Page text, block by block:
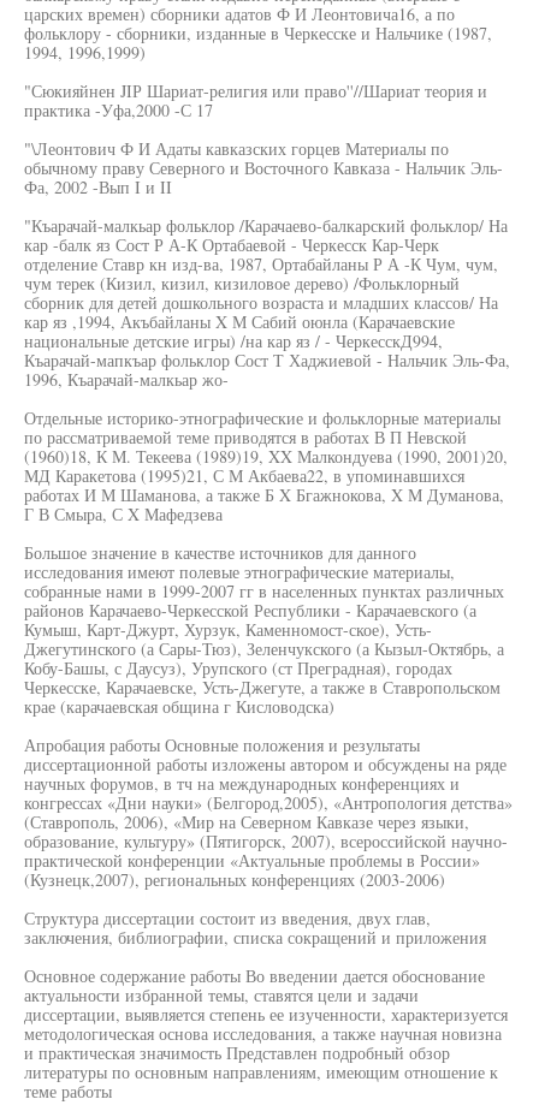
царских времен) сборники адатов Ф И Леонтовича16, а по
фольклору - сборники, изданные в Черкесске и Нальчике (1987,
1994, 1996,1999)
"Сюкияйнен JIР Шариат-религия или право''//Шариат теория и
практика -Уфа,2000 -С 17
"\Леонтович Ф И Адаты кавказских горцев Материалы по
обычному праву Северного и Восточного Кавказа - Нальчик Эль-
Фа, 2002 -Вып I и II
"Къарачай-малкьар фольклор /Карачаево-балкарский фольклор/ На
кар -балк яз Сост Р А-К Ортабаевой - Черкесск Кар-Черк
отделение Ставр кн изд-ва, 1987, Ортабайланы Р А -К Чум, чум,
чум терек (Кизил, кизил, кизиловое дерево) /Фольклорный
сборник для детей дошкольного возраста и младших классов/ На
кар яз ,1994, Акъбайланы X М Сабий оюнла (Карачаевские
национальные детские игры) /на кар яз / - ЧеркесскД994,
Къарачай-мапкъар фольклор Сост Т Хаджиевой - Нальчик Эль-Фа,
1996, Къарачай-малкьар жо-
Отдельные историко-этнографические и фольклорные материалы
по рассматриваемой теме приводятся в работах В П Невской
(1960)18, К М. Текеева (1989)19, XX Малкондуева (1990, 2001)20,
МД Каракетова (1995)21, С М Акбаева22, в упоминавшихся
работах И М Шаманова, а также Б X Бгажнокова, X М Думанова,
Г В Смыра, С X Мафедзева
Большое значение в качестве источников для данного
исследования имеют полевые этнографические материалы,
собранные нами в 1999-2007 гг в населенных пунктах различных
районов Карачаево-Черкесской Республики - Карачаевского (а
Кумыш, Карт-Джурт, Хурзук, Каменномост-ское), Усть-
Джегутинского (а Сары-Тюз), Зеленчукского (а Кызыл-Октябрь, а
Кобу-Башы, с Даусуз), Урупского (ст Преградная), городах
Черкесске, Карачаевске, Усть-Джегуте, а также в Ставропольском
крае (карачаевская община г Кисловодска)
Апробация работы Основные положения и результаты
диссертационной работы изложены автором и обсуждены на ряде
научных форумов, в тч на международных конференциях и
конгрессах «Дни науки» (Белгород,2005), «Антропология детства»
(Ставрополь, 2006), «Мир на Северном Кавказе через языки,
образование, культуру» (Пятигорск, 2007), всероссийской научно-
практической конференции «Актуальные проблемы в России»
(Кузнецк,2007), региональных конференциях (2003-2006)
Структура диссертации состоит из введения, двух глав,
заключения, библиографии, списка сокращений и приложения
Основное содержание работы Во введении дается обоснование
актуальности избранной темы, ставятся цели и задачи
диссертации, выявляется степень ее изученности, характеризуется
методологическая основа исследования, а также научная новизна
и практическая значимость Представлен подробный обзор
литературы по основным направлениям, имеющим отношение к
теме работы